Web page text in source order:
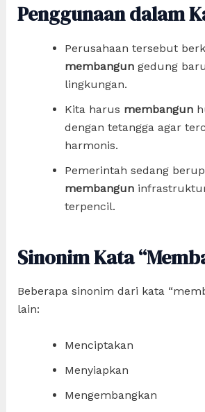
Penggunaan dalam
Perusahaan tersebut
membangungedung
lingkungan.
Kita harus membangun
dengan tetangga agar
harmonis.
Pemerintah sedang
membangun
terpencil.
Sinonim Kata
Beberapa sinonim dari kata
lain:
Menciptakan
Menyiapkan
Mengembangkan